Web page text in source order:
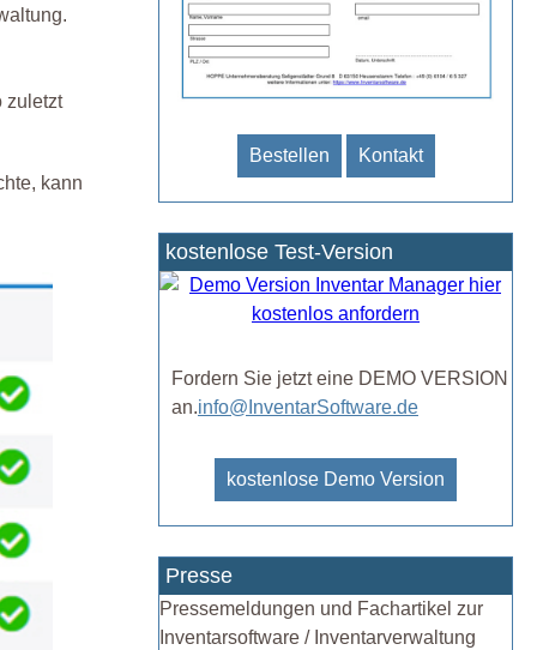
zuletzt
kann
Bestellen Kontakt
kostenlose Test-Version
Fordern Sie jetzt eine DEMO VERSION
an.info@InventarSoftware.de
kostenlose Demo Version
Presse
Pressemeldungen und Fachartikel zur
Inventarsoftware / Inventarverwaltung